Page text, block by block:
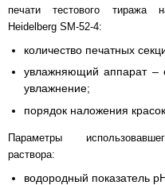
печати тестового тиража
Heidelberg SM-52-4:
количество печатных
увлажняющий аппарат –
увлажнение;
порядок наложения
Параметры
раствора:
водородный показатель